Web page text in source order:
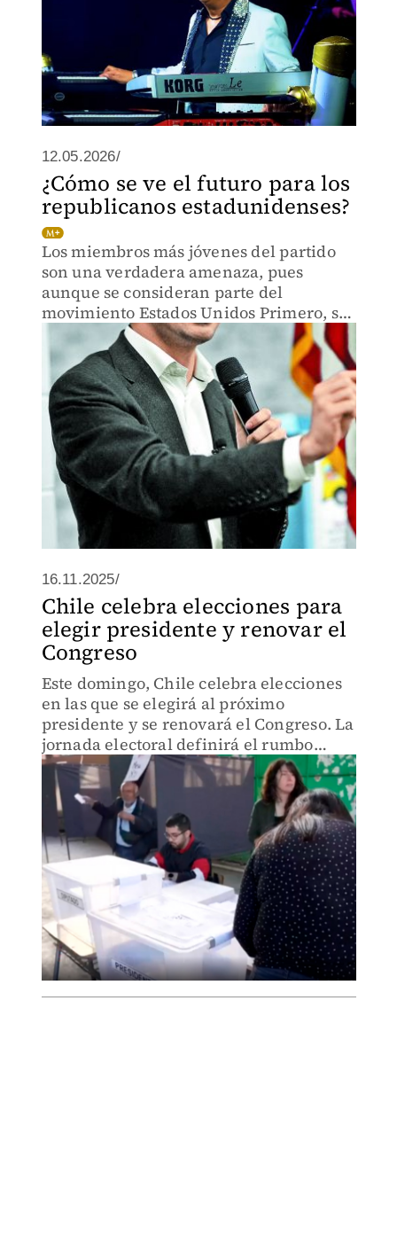
12.05.2026/
¿Cómo se ve el futuro para los
republicanos estadunidenses?
Los miembros más jóvenes del partido
son una verdadera amenaza, pues
aunque se consideran parte del
movimiento Estados Unidos Primero, se
muestran antiisraelíes, racistas y
abiertamente sexistas
16.11.2025/
Chile celebra elecciones para
elegir presidente y renovar el
Congreso
Este domingo, Chile celebra elecciones
en las que se elegirá al próximo
presidente y se renovará el Congreso. La
jornada electoral definirá el rumbo
político del país en medio de un clima
de alta participación y expectativas
ciudadanas.